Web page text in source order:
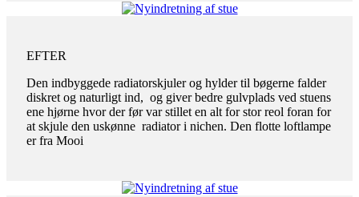
EFTER
Den indbyggede radiatorskjuler og hylder til bøgerne falder
diskret og naturligt ind, og giver bedre gulvplads ved stuens
ene hjørne hvor der før var stillet en alt for stor reol foran for
at skjule den uskønne radiator i nichen. Den flotte loftlampe
er fra Mooi